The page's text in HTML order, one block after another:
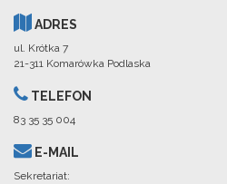
ADRES
ul. Krótka 7
21-311 Komarówka Podlaska
TELEFON
83 35 35 004
E-MAIL
Sekretariat: